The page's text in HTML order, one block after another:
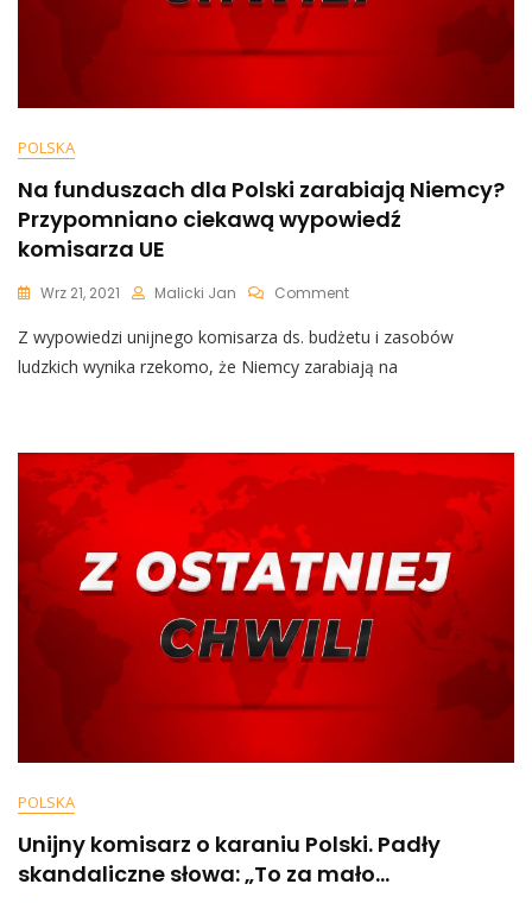
POLSKA
Na funduszach dla Polski zarabiają Niemcy?
Przypomniano ciekawą wypowiedź
komisarza UE
Wrz 21, 2021 Malicki Jan CommentOn
Funduszach
Dla
Polski
Przypomniano
Ciekawą
Z wypowiedzi unijnego komisarza ds. budżetu i zasobów
ludzkich wynika rzekomo, że Niemcy zarabiają na
POLSKA
Unijny komisarz o karaniu Polski. Padły
skandaliczne słowa: „To za mało…